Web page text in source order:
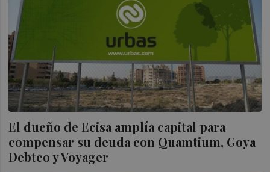
El dueño de Ecisa amplía capital para
compensar su deuda con Quamtium, Goya
Debtco y Voyager